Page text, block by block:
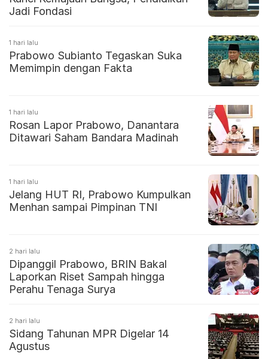
Jadi Fondasi
1 hari lalu
Prabowo Subianto Tegaskan Suka
Memimpin dengan Fakta
1 hari lalu
Rosan Lapor Prabowo, Danantara
Ditawari Saham Bandara Madinah
1 hari lalu
Jelang HUT RI, Prabowo Kumpulkan
Menhan sampai Pimpinan TNI
2 hari lalu
Dipanggil Prabowo, BRIN Bakal
Laporkan Riset Sampah hingga
Perahu Tenaga Surya
2 hari lalu
Sidang Tahunan MPR Digelar 14
Agustus